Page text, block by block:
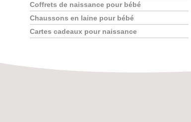
Coffrets de naissance pour bébé
Chaussons en laine pour bébé
Cartes cadeaux pour naissance